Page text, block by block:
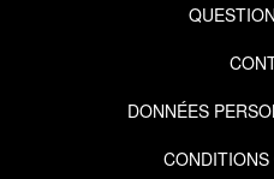
DONNÉES